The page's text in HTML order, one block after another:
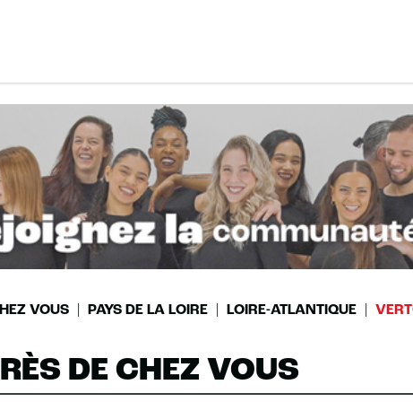
VOUS PAYS DE LA LOIRE LOIRE-ATLANTIQUE
DE CHEZ VOUS